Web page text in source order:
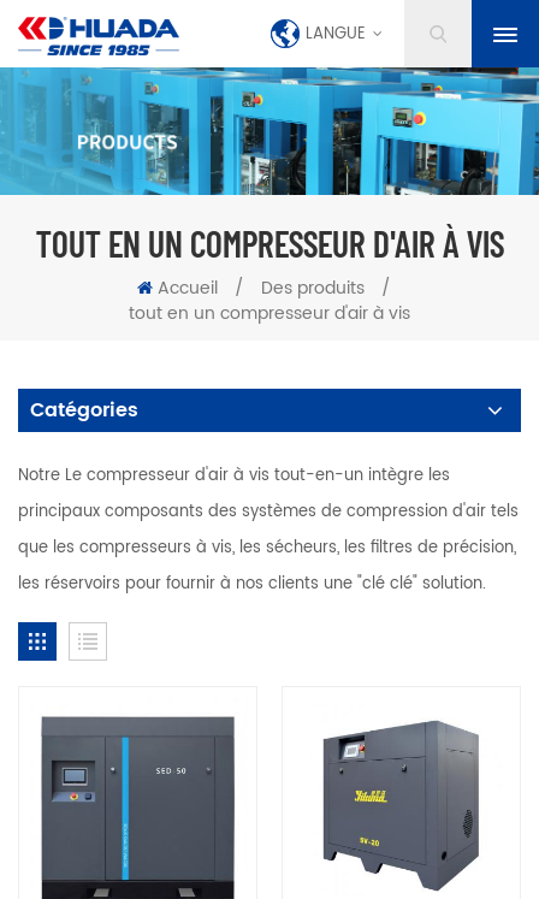
LANGUE
TOUT EN UN COMPRESSEUR D'AIR À VIS
Accueil / Des produits
/
tout en un compresseur d'air à vis
Catégories
Notre Le compresseur d'air à vis tout-en-un intègre les
principaux composants des systèmes de compression d'air tels
que les compresseurs à vis, les sécheurs, les filtres de précision,
les réservoirs pour fournir à nos clients une "clé clé" solution.